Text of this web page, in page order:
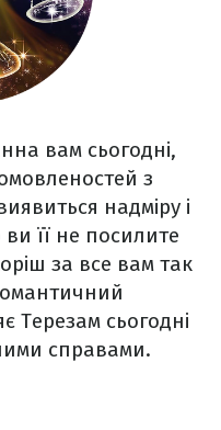
вам сьогодні,
з
надміру і
її не посилите
за все вам так
Терезам сьогодні
справами.